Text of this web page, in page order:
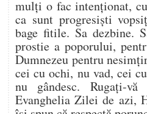
mulți o fac intenționat,
ca sunt progresiști
bage fitile. Sa dezbine.
prostie a poporului,
Dumnezeu pentru
cei cu ochi, nu vad, cei
nu gândesc. Rugați-
Evanghelia Zilei de azi,